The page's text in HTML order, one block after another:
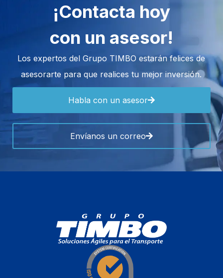
¡Contacta hoy
con un asesor!
Los expertos del Grupo TIMBO estarán felices de
asesorarte para que realices tu mejor inversión.
Habla con un asesor
Envíanos un correo